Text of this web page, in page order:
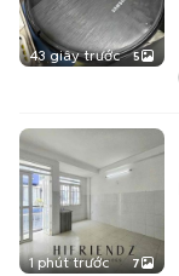
43 giây trước 5
1 phút trước 7